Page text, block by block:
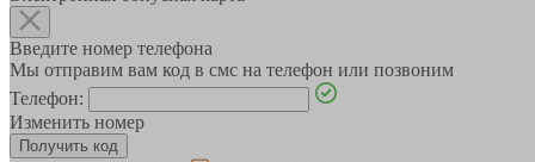
Введите номер телефона
Мы отправим вам код в смс на телефон или позвоним
Телефон:
Изменить номер